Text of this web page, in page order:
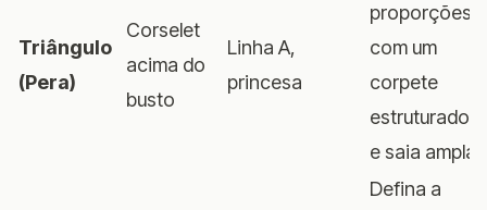
Triângulo
(Pera)
Corselet
acima do
busto
Linha A,
princesa
proporções
com um
corpete
estruturado
e saia ampla
Defina a